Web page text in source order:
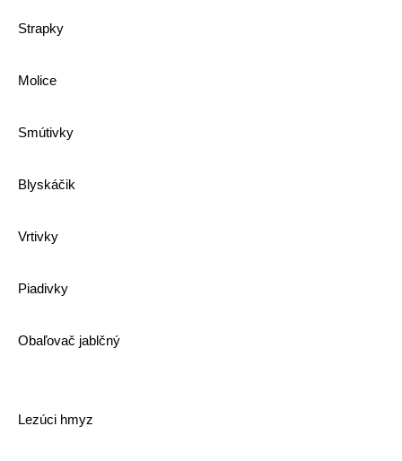
Strapky
Molice
Smútivky
Blyskáčik
Vrtivky
Piadivky
Obaľovač jablčný
Lezúci hmyz